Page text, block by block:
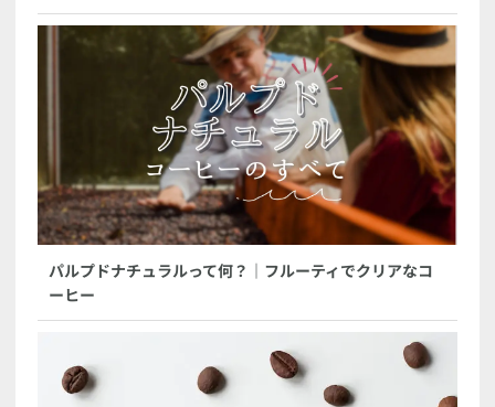
パルプドナチュラルって何？｜フルーティでクリアなコ
ーヒー